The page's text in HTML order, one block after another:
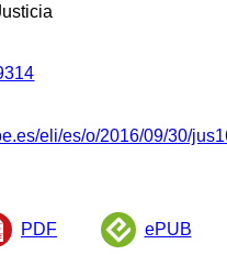
eli/es/o/2016/09/30/
PDF ePUB